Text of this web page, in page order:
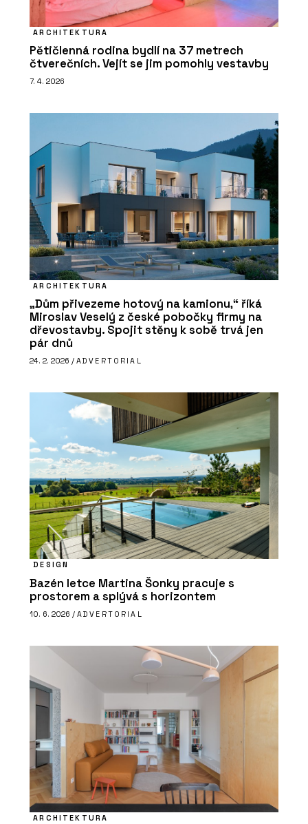
ARCHITEKTURA
Pětičlenná rodina bydlí na 37 metrech
čtverečních. Vejít se jim pomohly vestavby
7. 4. 2026
ARCHITEKTURA
„Dům přivezeme hotový na kamionu,“ říká
Miroslav Veselý z české pobočky firmy na
dřevostavby. Spojit stěny k sobě trvá jen
pár dnů
24. 2. 2026 / ADVERTORIAL
DESIGN
Bazén letce Martina Šonky pracuje s
prostorem a splývá s horizontem
10. 6. 2026 / ADVERTORIAL
ARCHITEKTURA